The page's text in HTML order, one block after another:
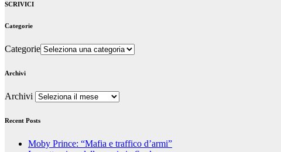
SCRIVICI
Categorie
Categorie
Archivi
Archivi
Recent Posts
Moby Prince: “Mafia e traffico d’armi”